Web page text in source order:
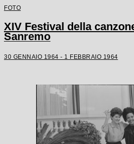
FOTO
XIV Festival della
Sanremo
30 GENNAIO 1964 - 1 FEBBRAIO 1964